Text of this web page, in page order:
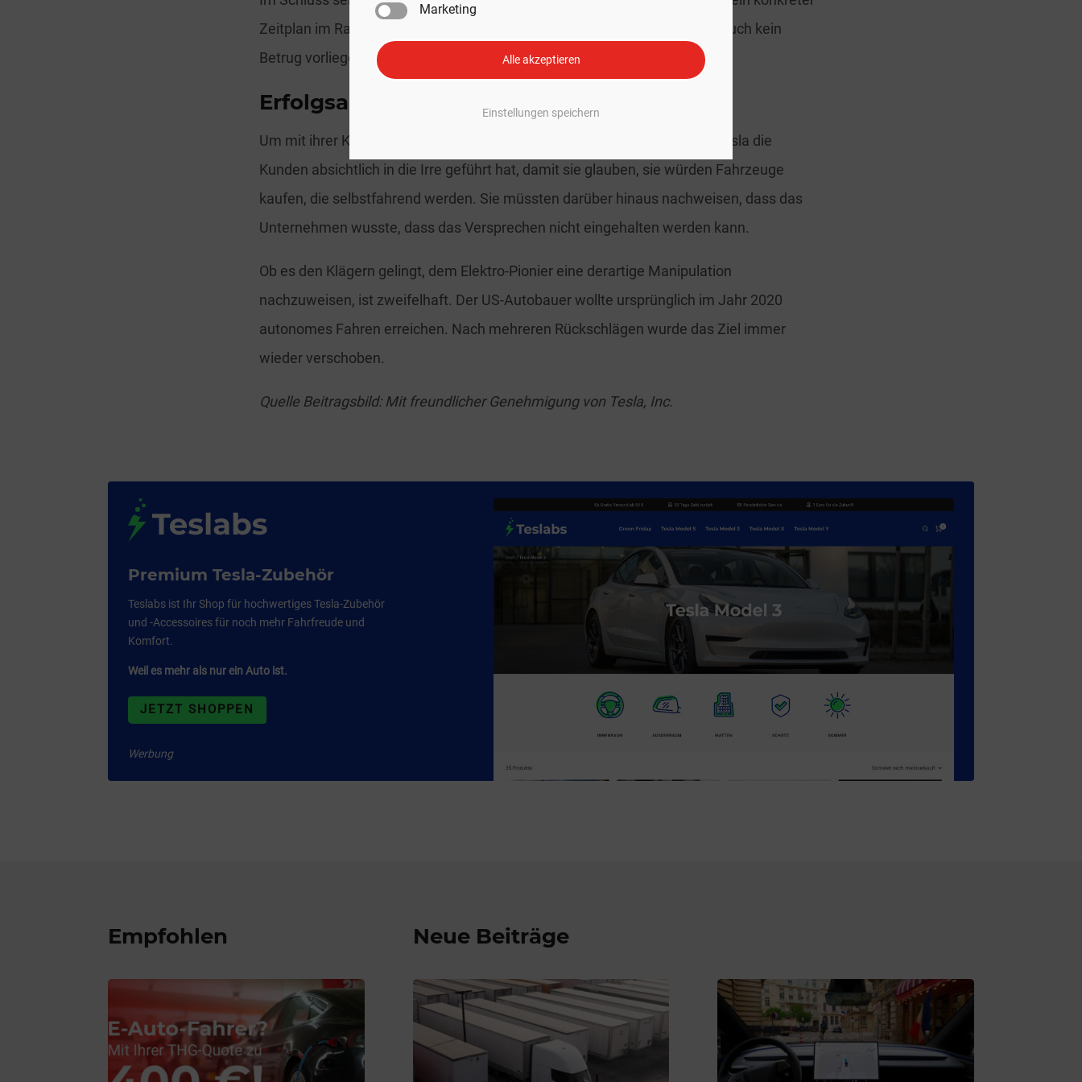
Marketing
Alle akzeptieren
Einstellungen speichern
Zeitplan im Raum stand, der als Versprechen ausgegeben wurde und so auch kein
Betrug vorliegen kann.
Erfolgsaussichten der Kläger?
Um mit ihrer Klage Erfolg zu haben, müssten die Kläger beweisen, dass Tesla die
Kunden absichtlich in die Irre geführt hat, damit sie glauben, sie würden Fahrzeuge
kaufen, die selbstfahrend werden. Sie müssten darüber hinaus nachweisen, dass das
Unternehmen wusste, dass das Versprechen nicht eingehalten werden kann.
Ob es den Klägern gelingt, dem Elektro-Pionier eine derartige Manipulation
nachzuweisen, ist zweifelhaft. Der US-Autobauer wollte ursprünglich im Jahr 2020
autonomes Fahren erreichen. Nach mehreren Rückschlägen wurde das Ziel immer
wieder verschoben.
Quelle Beitragsbild: Mit freundlicher Genehmigung von Tesla, Inc.
Premium Tesla-Zubehör
Teslabs ist Ihr Shop für hochwertiges Tesla-Zubehör
und -Accessoires für noch mehr Fahrfreude und
Komfort.
Weil es mehr als nur ein Auto ist.
JETZT SHOPPEN
Werbung
Empfohlen Neue Beiträge